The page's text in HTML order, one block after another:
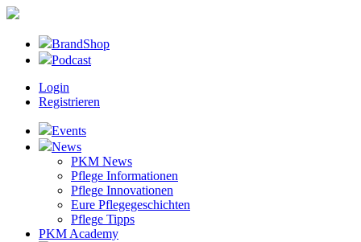
BrandShop
Podcast
Login
Registrieren
Events
News
PKM News
Pflege Informationen
Pflege Innovationen
Eure Pflegegeschichten
Pflege Tipps
PKM Academy